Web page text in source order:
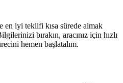
en iyi teklifi kısa sürede almak
bırakın, aracınız için hızlı
hemen başlatalım.